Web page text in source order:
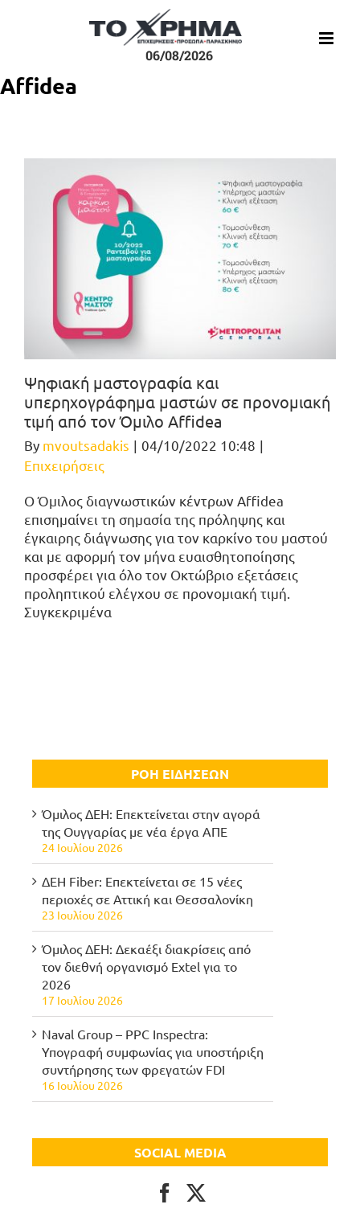
06/08/2026
Affidea
Ψηφιακή μαστογραφία και
υπερηχογράφημα μαστών σε προνομιακή
τιμή από τον Όμιλο Affidea
By mvoutsadakis | 04/10/2022 10:48 |
Επιχειρήσεις
Ο Όμιλος διαγνωστικών κέντρων Affidea
επισημαίνει τη σημασία της πρόληψης και
έγκαιρης διάγνωσης για τον καρκίνο του μαστού
και με αφορμή τον μήνα ευαισθητοποίησης
προσφέρει για όλο τον Οκτώβριο εξετάσεις
προληπτικού ελέγχου σε προνομιακή τιμή.
Συγκεκριμένα
ΡΟΗ ΕΙΔΗΣΕΩΝ
Όμιλος ΔΕΗ: Επεκτείνεται στην αγορά
της Ουγγαρίας με νέα έργα ΑΠΕ
24 Ιουλίου 2026
ΔΕΗ Fiber: Επεκτείνεται σε 15 νέες
περιοχές σε Αττική και Θεσσαλονίκη
23 Ιουλίου 2026
Όμιλος ΔΕΗ: Δεκαέξι διακρίσεις από
τον διεθνή οργανισμό Extel για το
2026
17 Ιουλίου 2026
Naval Group – PPC Inspectra:
Υπογραφή συμφωνίας για υποστήριξη
συντήρησης των φρεγατών FDI
16 Ιουλίου 2026
SOCIAL MEDIA